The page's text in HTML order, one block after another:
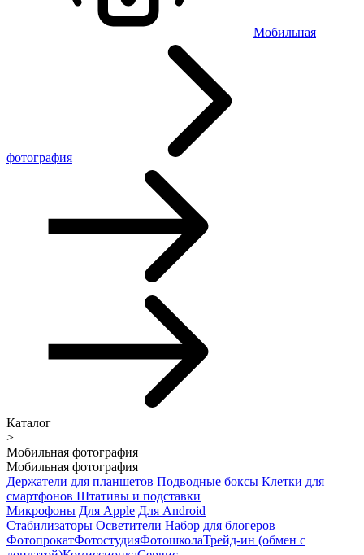
Мобильная
фотография
Каталог
>
Мобильная фотография
Мобильная фотография
Держатели для планшетов Подводные боксы Клетки для
смартфонов Штативы и подставки
Микрофоны Для Apple Для Android
Стабилизаторы Осветители Набор для блогеров
ФотопрокатФотостудияФотошколаТрейд-ин (обмен с